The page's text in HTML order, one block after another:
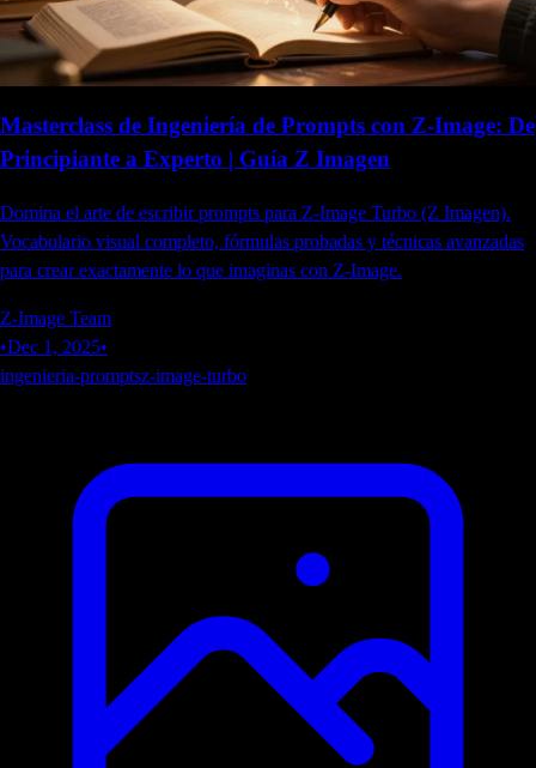
Masterclass de Ingeniería de Prompts con Z-Image: De
Principiante a Experto | Guía Z Imagen
Domina el arte de escribir prompts para Z-Image Turbo (Z Imagen).
Vocabulario visual completo, fórmulas probadas y técnicas avanzadas
para crear exactamente lo que imaginas con Z-Image.
Z-Image Team
•Dec 1, 2025•
ingenieria-promptsz-image-turbo